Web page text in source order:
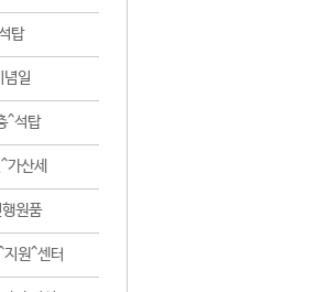
탑
념일
^석탑
가산세
원품
원^센터